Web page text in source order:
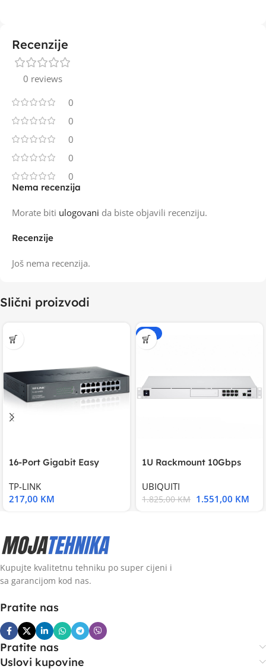
Recenzije
0 reviews
0
0
0
0
0
Recenzije
Još nema recenzija.
Nema recenzija
Morate biti ulogovani da biste objavili recenziju.
Slični proizvodi
16-Port Gigabit Easy
TP-LINK
217,00 KM
-15%
1U Rackmount 10Gbps
UBIQUITI
1.825,00KM 1.551,00 KM
Kupujte kvalitetnu tehniku po super cijeni i
sa garancijom kod nas.
Pratite nas
Pratite nas
Uslovi kupovine